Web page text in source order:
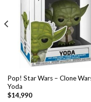
Pop! Star Wars – Clone
Yoda
$14,990